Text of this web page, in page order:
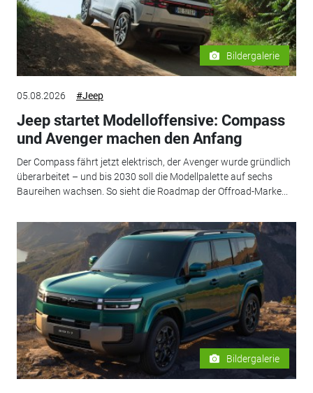
Bildergalerie
05.08.2026 #Jeep
Jeep startet Modelloffensive: Compass
und Avenger machen den Anfang
Der Compass fährt jetzt elektrisch, der Avenger wurde gründlich
überarbeitet – und bis 2030 soll die Modellpalette auf sechs
Baureihen wachsen. So sieht die Roadmap der Offroad-Marke...
Bildergalerie